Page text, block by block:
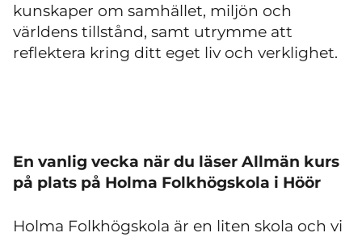
kunskaper om samhället, miljön och
världens tillstånd, samt utrymme att
reflektera kring ditt eget liv och verklighet.
En vanlig vecka när du läser Allmän kurs
på plats på Holma Folkhögskola i Höör
Holma Folkhögskola är en liten skola och vi